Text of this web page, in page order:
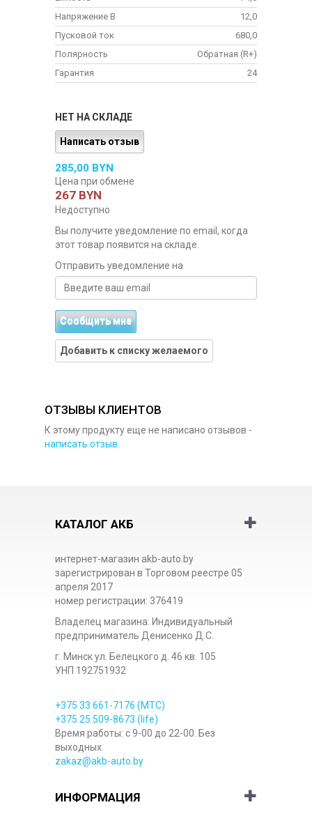
Напряжение В
12,0
Пусковой ток
680,0
Полярность
Обратная (R+)
Гарантия
24
НЕТ НА СКЛАДЕ
Написать отзыв
285,00 BYN
Цена при обмене
267 BYN
Недоступно
Вы получите уведомление по email, когда
этот товар появится на складе.
Отправить уведомление на
Сообщить мне
Добавить к списку желаемого
ОТЗЫВЫ КЛИЕНТОВ
К этому продукту еще не написано отзывов -
написать отзыв.
КАТАЛОГ АКБ
интернет-магазин akb-auto.by
зарегистрирован в Торговом реестре 05
апреля 2017
номер регистрации: 376419
Владелец магазина: Индивидуальный
предприниматель Денисенко Д.С.
г. Минск ул. Белецкого д. 46 кв. 105
УНП 192751932
+375 33 661-7176 (МТС)
+375 25 509-8673 (life)
Время работы: с 9-00 до 22-00. Без
выходных.
zakaz@akb-auto.by
ИНФОРМАЦИЯ